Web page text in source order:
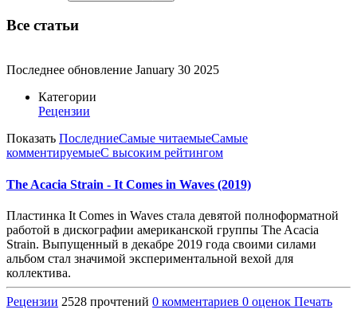
Все статьи
Последнее обновление January 30 2025
Категории
Рецензии
Показать ПоследниеСамые читаемыеСамые
комментируемыеС высоким рейтингом
The Acacia Strain - It Comes in Waves (2019)
Пластинка It Comes in Waves стала девятой полноформатной
работой в дискографии американской группы The Acacia
Strain. Выпущенный в декабре 2019 года своими силами
альбом стал значимой экспериментальной вехой для
коллектива.
Рецензии 2528 прочтений 0 комментариев 0 оценок Печать